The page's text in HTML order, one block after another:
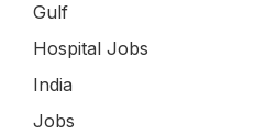
Gulf
Hospital Jobs
India
Jobs